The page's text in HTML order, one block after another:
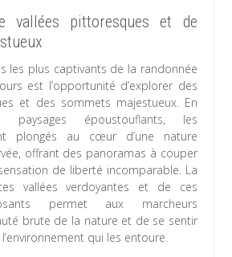
vallées pittoresques et de
les plus captivants de la randonnée
est l’opportunité d’explorer des
et des sommets majestueux. En
paysages époustouflants, les
plongés au cœur d’une nature
offrant des panoramas à couper
de liberté incomparable. La
vallées verdoyantes et de ces
permet aux marcheurs
brute de la nature et de se sentir
qui les entoure.